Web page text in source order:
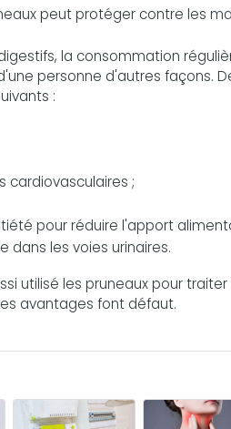
peut protéger contre les
la consommation
personne d'autres façons.
:
cardiovasculaires ;
pour réduire l'apport
dans les voies urinaires.
utilisé les pruneaux pour
avantages font défaut.